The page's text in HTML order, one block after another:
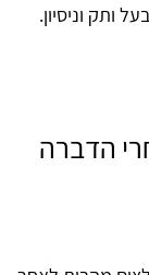
ותק וניסיון.
הדברה